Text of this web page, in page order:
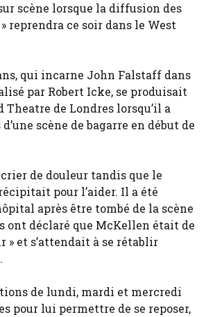
scène lorsque la diffusion des
reprendra ce soir dans le West
qui incarne John Falstaff dans
par Robert Icke, se produisait
Theatre de Londres lorsqu’il a
scène de bagarre en début de
crier de douleur tandis que le
pour l’aider. Il a été
après être tombé de la scène
ont déclaré que McKellen était de
» et s’attendait à se rétablir
de lundi, mardi et mercredi
pour lui permettre de se reposer,